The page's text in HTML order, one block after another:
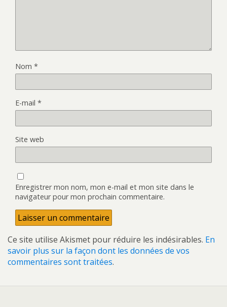
Nom *
E-mail *
Site web
Enregistrer mon nom, mon e-mail et mon site dans le
navigateur pour mon prochain commentaire.
Ce site utilise Akismet pour réduire les indésirables. En
savoir plus sur la façon dont les données de vos
commentaires sont traitées.